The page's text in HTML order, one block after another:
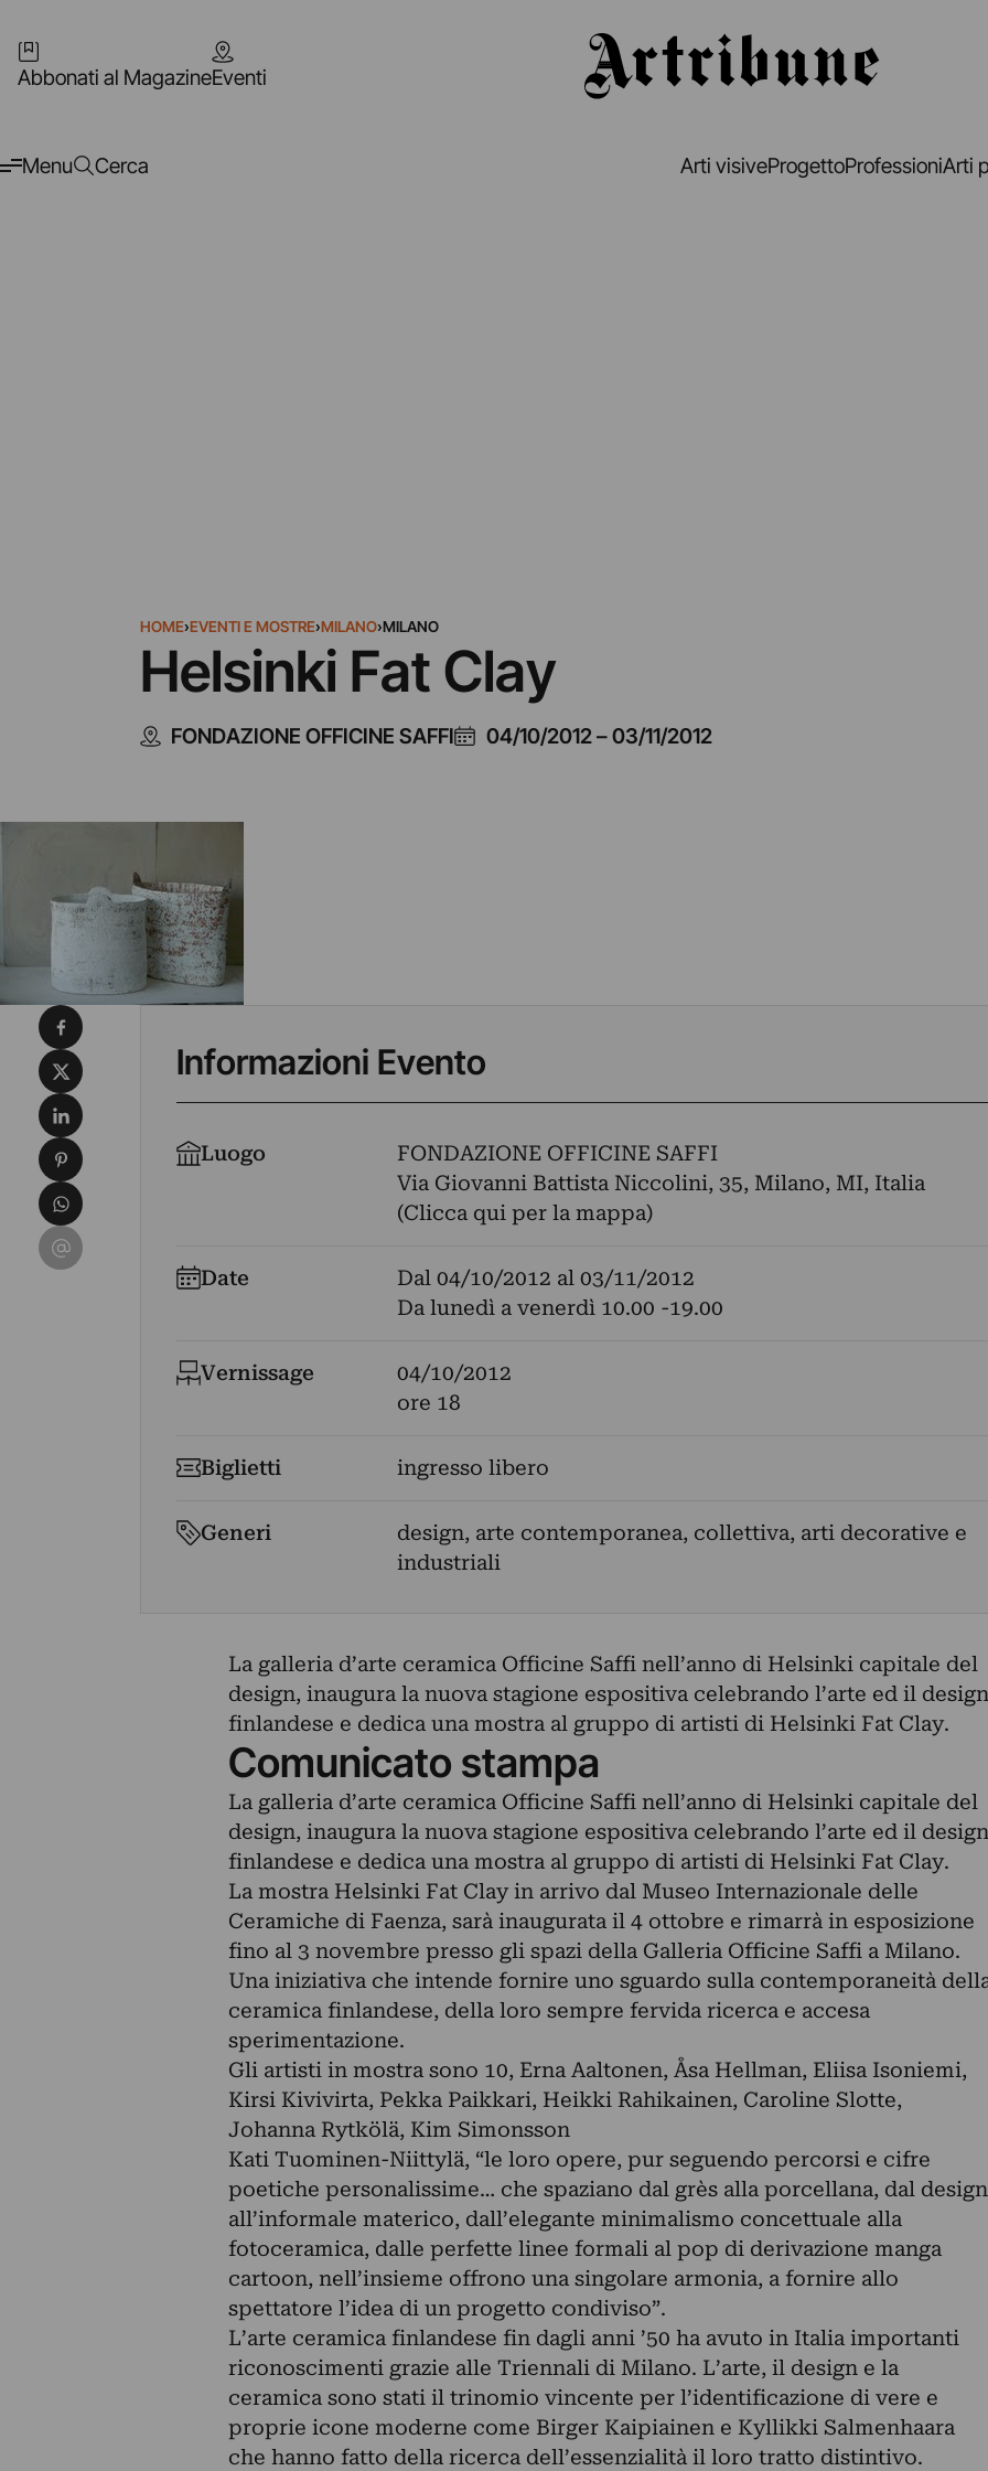
Abbonati al MagazineEventi
Menu Cerca Arti visiveProgettoProfessioniArti
HOME›EVENTI E MOSTRE›MILANO›MILANO
Helsinki Fat Clay
FONDAZIONE OFFICINE SAFFI 04/10/2012–03/11/2012
Informazioni Evento
Luogo
FONDAZIONE OFFICINE SAFFI
Via Giovanni Battista Niccolini, 35, Milano, MI, Italia
(Clicca qui per la mappa)
Date Dal 04/10/2012 al 03/11/2012
Da lunedì a venerdì 10.00 -19.00
Vernissage
04/10/2012
ore 18
Biglietti ingresso libero
Generi
design, arte contemporanea, collettiva, arti decorative e
industriali
La galleria d’arte ceramica Officine Saffi nell’anno di Helsinki capitale del
design, inaugura la nuova stagione espositiva celebrando l’arte ed il design
finlandese e dedica una mostra al gruppo di artisti di Helsinki Fat Clay.
Comunicato stampa
La galleria d’arte ceramica Officine Saffi nell’anno di Helsinki capitale del
design, inaugura la nuova stagione espositiva celebrando l’arte ed il design
finlandese e dedica una mostra al gruppo di artisti di Helsinki Fat Clay.
La mostra Helsinki Fat Clay in arrivo dal Museo Internazionale delle
Ceramiche di Faenza, sarà inaugurata il 4 ottobre e rimarrà in esposizione
fino al 3 novembre presso gli spazi della Galleria Officine Saffi a Milano.
Una iniziativa che intende fornire uno sguardo sulla contemporaneità
ceramica finlandese, della loro sempre fervida ricerca e accesa
sperimentazione.
Gli artisti in mostra sono 10, Erna Aaltonen, Åsa Hellman, Eliisa Isoniemi,
Kirsi Kivivirta, Pekka Paikkari, Heikki Rahikainen, Caroline Slotte,
Johanna Rytkölä, Kim Simonsson
Kati Tuominen-Niittylä, “le loro opere, pur seguendo percorsi e cifre
poetiche personalissime… che spaziano dal grès alla porcellana, dal design
all’informale materico, dall’elegante minimalismo concettuale alla
fotoceramica, dalle perfette linee formali al pop di derivazione manga
cartoon, nell’insieme offrono una singolare armonia, a fornire allo
spettatore l’idea di un progetto condiviso”.
L’arte ceramica finlandese fin dagli anni ’50 ha avuto in Italia importanti
riconoscimenti grazie alle Triennali di Milano. L’arte, il design e la
ceramica sono stati il trinomio vincente per l’identificazione di vere e
proprie icone moderne come Birger Kaipiainen e Kyllikki Salmenhaara
che hanno fatto della ricerca dell’essenzialità il loro tratto distintivo.
Condividi su Facebook
Condividi su X
Condividi su LinkedIn
Condividi su Pinterest
Condividi su WhatsApp
Condividi su Email